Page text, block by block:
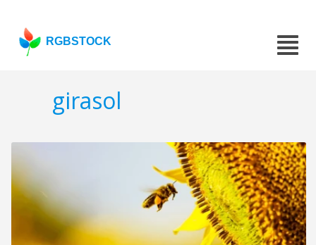
RGBSTOCK
girasol